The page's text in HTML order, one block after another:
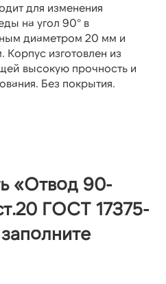
для изменения
на угол 90° в
диаметром 20 мм и
изготовлен из
высокую прочность и
Без покрытия.
«Отвод 90-
ГОСТ 17375-